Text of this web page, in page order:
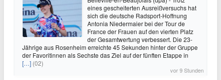
eines gescheiterten Ausreißversuchs hat
sich die deutsche Radsport-Hoffnung
Antonia Niedermaier bei der Tour de
France der Frauen auf den vierten Platz
der Gesamtwertung verbessert. Die 23-
Jährige aus Rosenheim erreichte 45 Sekunden hinter der Gruppe
der Favoritinnen als Sechste das Ziel auf der fünften Etappe in
[…] (02)
vor 9 Stunden